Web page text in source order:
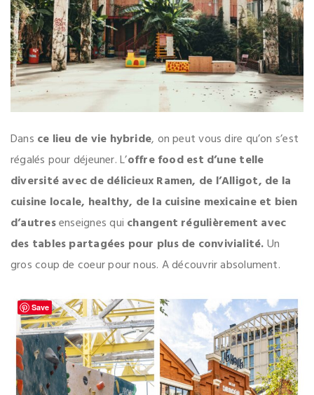
Dans ce lieu de vie hybride, on peut vous dire qu’on s’est
régalés pour déjeuner. L’offre food est d’une telle
diversité avec de délicieux Ramen, de l’Alligot, de la
cuisine locale, healthy, de la cuisine mexicaine et bien
d’autresenseignes qui changent régulièrement avec
des tables partagées pour plus de convivialité.Un
gros coup de coeur pour nous. A découvrir absolument.
Save